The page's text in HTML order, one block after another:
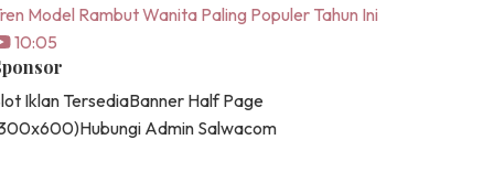
Model Rambut Wanita Paling Populer Tahun Ini
10:05
Iklan TersediaBanner Half Page
Hubungi Admin Salwacom